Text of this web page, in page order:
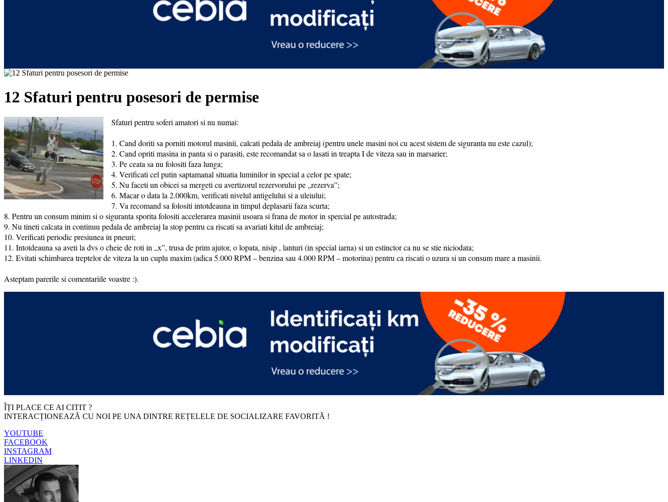
12 Sfaturi pentru posesori de permise
Sfaturi pentru soferi amatori si nu numai:
1. Cand doriti sa porniti motorul masinii, calcati pedala de ambreiaj (pentru unele masini noi cu acest sistem de siguranta nu este cazul);
2. Cand opriti masina in panta si o parasiti, este recomandat sa o lasati in treapta I de viteza sau in marsarier;
3. Pe ceata sa nu folositi faza lunga;
4. Verificati cel putin saptamanal situatia luminilor in special a celor pe spate;
5. Nu faceti un obicei sa mergeti cu avertizorul rezervorului pe „rezerva”;
6. Macar o data la 2.000km, verificati nivelul antigelului si a uleiului;
7. Va recomand sa folositi intotdeauna in timpul deplasarii faza scurta;
8. Pentru un consum minim si o siguranta sporita folositi accelerarea masinii usoara si frana de motor in spercial pe autostrada;
9. Nu tineti calcata in continuu pedala de ambreiaj la stop pentru ca riscati sa avariati kitul de ambreiaj;
10. Verificati periodic presiunea in pneuri;
11. Intotdeauna sa aveti la dvs o cheie de roti in „x”, trusa de prim ajutor, o lopata, nisip , lanturi (in special iarna) si un estinctor ca nu se stie niciodata;
12. Evitati schimbarea treptelor de viteza la un cuplu maxim (adica 5.000 RPM – benzina sau 4.000 RPM – motorina) pentru ca riscati o uzura si un consum mare a masinii.
Asteptam parerile si comentariile voastre :).
ÎȚI PLACE CE AI CITIT ?
INTERACȚIONEAZĂ CU NOI PE UNA DINTRE REȚELELE DE SOCIALIZARE FAVORITĂ !
YOUTUBE
FACEBOOK
INSTAGRAM
LINKEDIN